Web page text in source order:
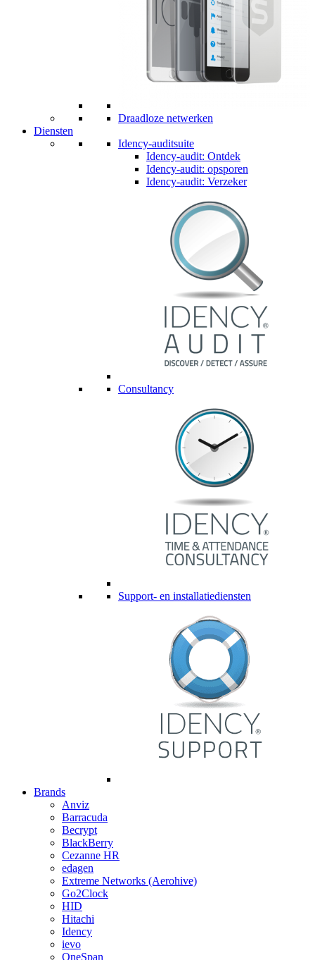
Draadloze netwerken
Diensten
Idency-auditsuite
Idency-audit: Ontdek
Idency-audit: opsporen
Idency-audit: Verzeker
Consultancy
Support- en installatiediensten
Brands
Anviz
Barracuda
Becrypt
BlackBerry
Cezanne HR
edagen
Extreme Networks (Aerohive)
Go2Clock
HID
Hitachi
Idency
ievo
OneSpan